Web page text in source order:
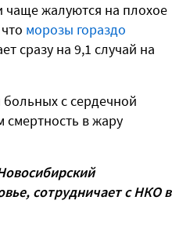
чаще жалуются на плохое
морозы гораздо
сразу на 9,1 случай на
с сердечной
смертность в жару
сотрудничает с НКО в